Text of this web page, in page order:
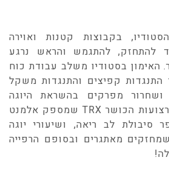
בקבוצות קטנות ואוירה
להתחזק, להתגמש והראש נרגע
האימון בסטודיו משלב עבודת כוח
התנגדות קפיצים והתנגדות משקל
מפרקים בהשראת היוגה
והגארודה, אימון עם רצועות הכושר TRX שמספק אלמנט
סיבולת לב ריאה, ושיעורי יוגה
מאתגרים ובסופם הרפייה